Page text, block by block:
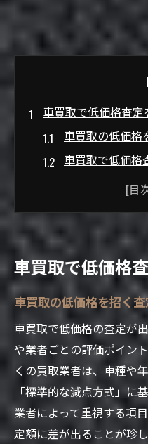
車買取で低価格査
車買取の低価格
車買取で低価格
車買取時に安
口コミや評判
納得の価格を引き
車買取で高値を
車買取の低価格
ト
車買取時に有利
法
事前準備が車買
由
車買取で低価格
車買取の低価格を招く
車買取で低価格の査定が
や業者ごとの評価ポイン
くの買取業者は、車種や
「標準的な減点方式」に
業者によって重視する項
定額に差が出ることが珍